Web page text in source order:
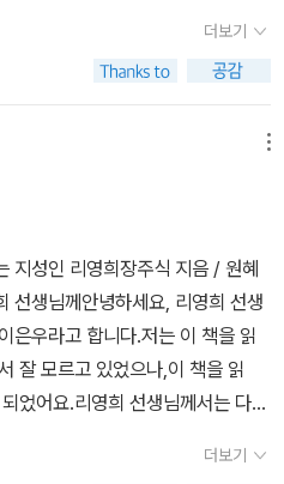
의 손으로 자신들의 아픈 진실을
은 짐작하기 쉽습니다.줄곧 우리
.그런데 참 다행스럽게도 우리들의
여진 책을 만났습니다.적지 않
상으로 만들기 위해 힘들게 노력
에게서 느껴집니다.이책이 아이들
게 될 것임은 믿어 의심치 않습니
에게 자연스럽게 권하는 그런 사
더보기
지성인 리영희장주식 지음 / 원혜
선생님께안녕하세요, 리영희 선생
은우라고 합니다.저는 이 책을 읽
잘 모르고 있었으나,이 책을 읽
었어요.리영희 선생님께서는 다른
해 아부를 하고, 많은 사람들이 틀
더보기